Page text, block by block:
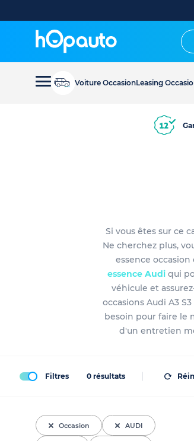
Voiture OccasionLeasing
Si vous êtes sur ce
Ne cherchez plus,
essence
essence Audiqui
véhicule et
occasions Audi A3
besoin pour faire le
d'un entretien
Filtres 0 résultats
Occasion AUDI